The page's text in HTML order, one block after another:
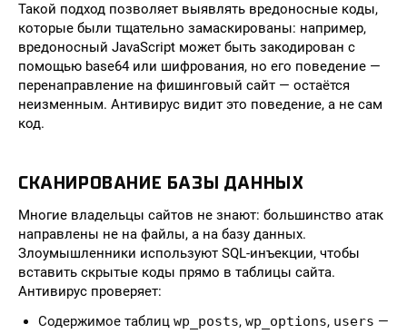
Такой подход позволяет выявлять вредоносные коды,
которые были тщательно замаскированы: например,
вредоносный JavaScript может быть закодирован с
помощью base64 или шифрования, но его поведение —
перенаправление на фишинговый сайт — остаётся
неизменным. Антивирус видит это поведение, а не сам
код.
СКАНИРОВАНИЕ БАЗЫ ДАННЫХ
Многие владельцы сайтов не знают: большинство атак
направлены не на файлы, а на базу данных.
Злоумышленники используют SQL-инъекции, чтобы
вставить скрытые коды прямо в таблицы сайта.
Антивирус проверяет:
Содержимое таблиц wp_posts, wp_options, users —